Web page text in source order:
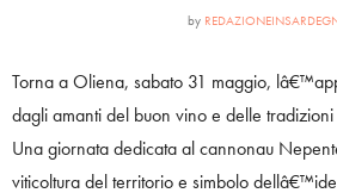
by
Torna a Oliena, sabato 31 maggio,
dagli amanti del buon vino e delle
Una giornata dedicata al cannonau
viticoltura del territorio e simbolo